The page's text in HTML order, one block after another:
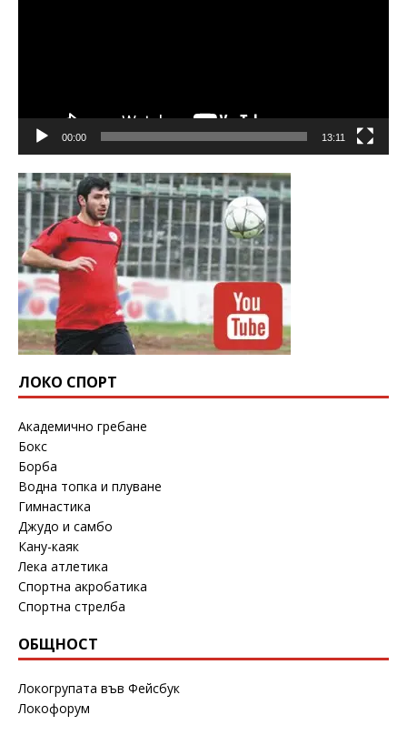
00:00 13:11
ЛОКО СПОРТ
Академично гребане
Бокс
Борба
Водна топка и плуване
Гимнастика
Джудо и самбо
Кану-каяк
Лека атлетика
Спортна акробатика
Спортна стрелба
ОБЩНОСТ
Локогрупата във Фейсбук
Локофорум